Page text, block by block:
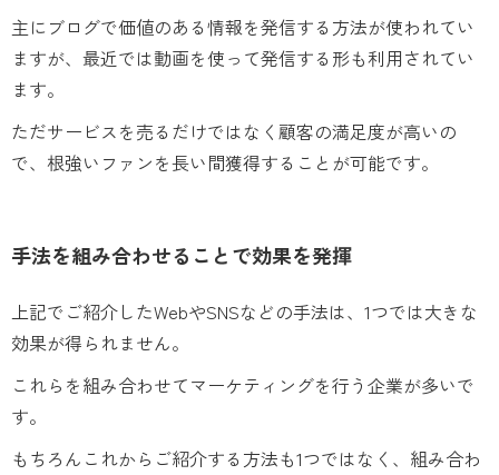
主にブログで価値のある情報を発信する方法が使われてい
ますが、最近では動画を使って発信する形も利用されてい
ます。
ただサービスを売るだけではなく顧客の満足度が高いの
で、根強いファンを長い間獲得することが可能です。
手法を組み合わせることで効果を発揮
上記でご紹介したWebやSNSなどの手法は、1つでは大きな
効果が得られません。
これらを組み合わせてマーケティングを行う企業が多いで
す。
もちろんこれからご紹介する方法も1つではなく、組み合わ